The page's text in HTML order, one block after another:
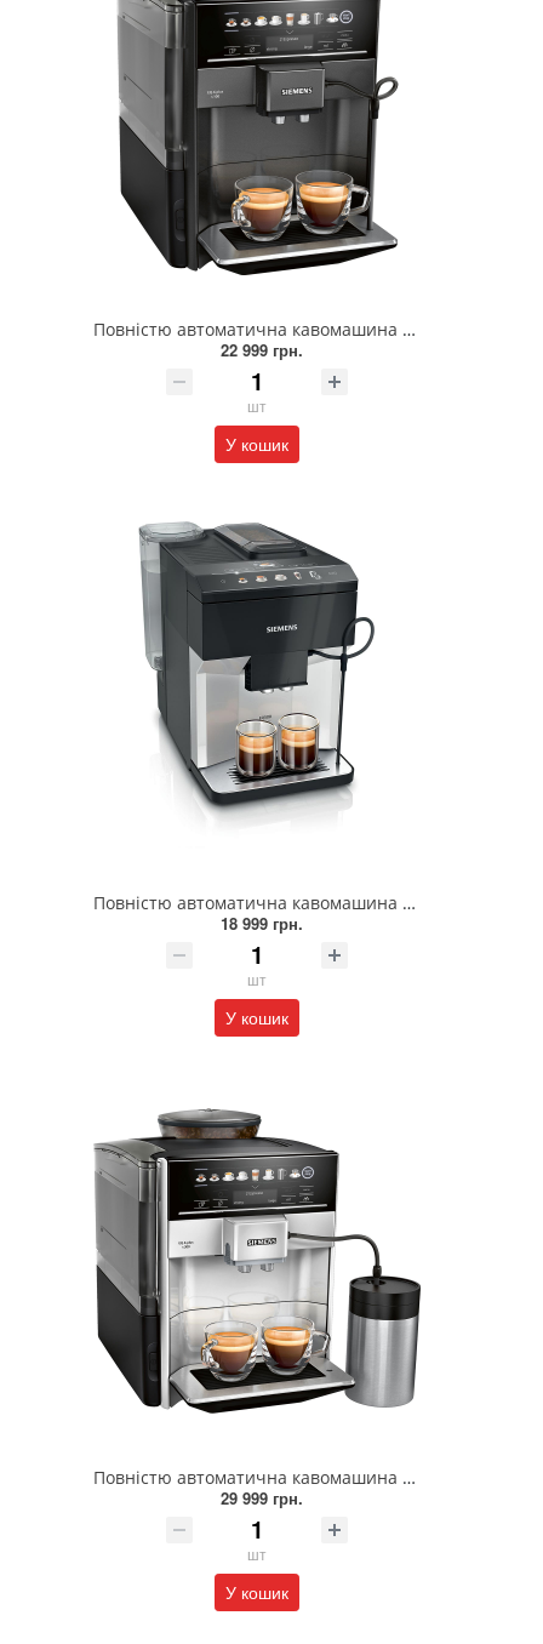
Повністю автоматична кавомашина SIEMENS TE651319RW
22 999 грн.
шт
У кошик
Повністю автоматична кавомашина SIEMENS TP511R01
18 999 грн.
шт
У кошик
Повністю автоматична кавомашина SIEMENS TE653M11RW
29 999 грн.
шт
У кошик